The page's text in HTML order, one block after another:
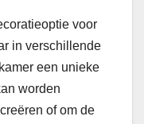
voor
in verschillende
een unieke
worden
of om de